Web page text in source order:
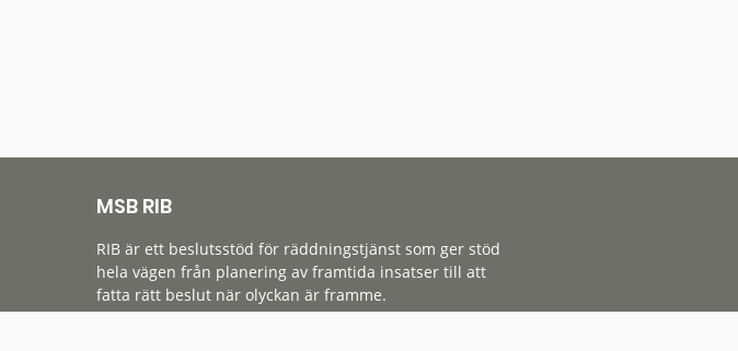
MSB RIB
RIB är ett beslutsstöd för räddningstjänst som ger stöd
hela vägen från planering av framtida insatser till att
fatta rätt beslut när olyckan är framme.